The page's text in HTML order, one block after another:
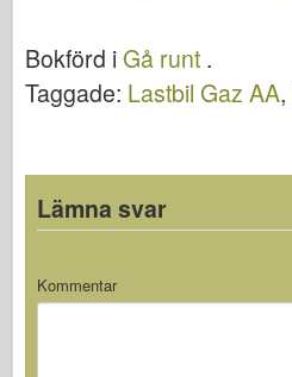
Bokförd iGå runt .
Taggade: Lastbil Gaz AA,
Lämna svar
Kommentar